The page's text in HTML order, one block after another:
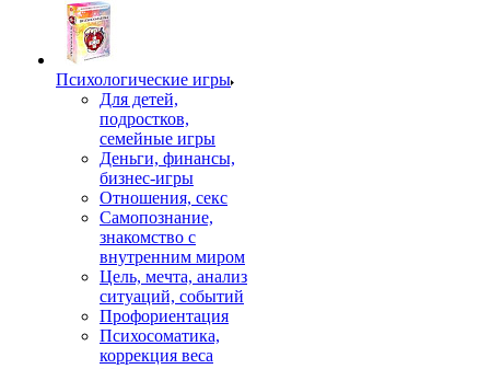
Психологические игры
Для детей,
подростков,
семейные игры
Деньги, финансы,
бизнес-игры
Отношения, секс
Самопознание,
знакомство с
внутренним миром
Цель, мечта, анализ
ситуаций, событий
Профориентация
Психосоматика,
коррекция веса